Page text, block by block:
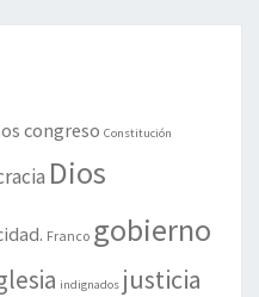
congreso Constitución
Dios
Franco gobierno
indignados justicia